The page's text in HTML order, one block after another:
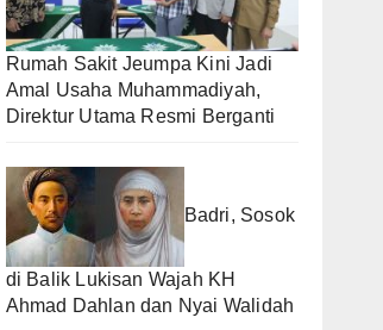
Rumah Sakit Jeumpa Kini Jadi
Amal Usaha Muhammadiyah,
Direktur Utama Resmi Berganti
Badri, Sosok
di Balik Lukisan Wajah KH
Ahmad Dahlan dan Nyai Walidah